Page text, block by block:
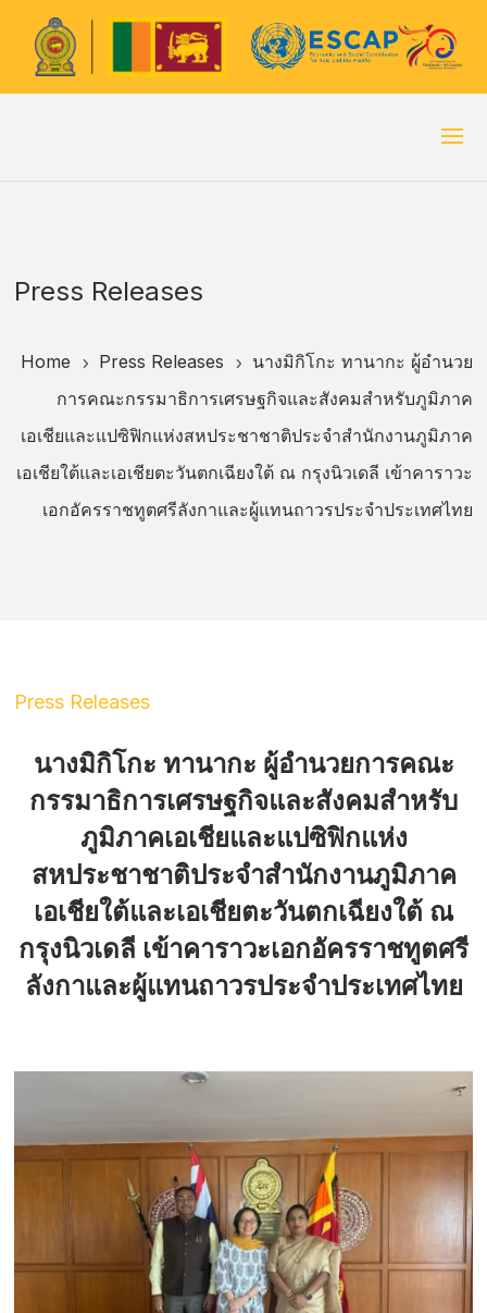
Press Releases
Home 5 Press Releases 5
นางมิกิโกะ ทานากะ ผู้อำนวย
การคณะกรรมาธิการเศรษฐกิจและสังคมสำหรับภูมิภาค
เอเชียและแปซิฟิกแห่งสหประชาชาติประจำสำนักงานภูมิภาค
เอเชียใต้และเอเชียตะวันตกเฉียงใต้ ณ กรุงนิวเดลี เข้าคาราวะ
เอกอัครราชทูตศรีลังกาและผู้แทนถาวรประจำประเทศไทย
Press Releases
นางมิกิโกะ ทานากะ ผู้อำนวยการคณะ
กรรมาธิการเศรษฐกิจและสังคมสำหรับ
ภูมิภาคเอเชียและแปซิฟิกแห่ง
สหประชาชาติประจำสำนักงานภูมิภาค
เอเชียใต้และเอเชียตะวันตกเฉียงใต้ ณ
กรุงนิวเดลี เข้าคาราวะเอกอัครราชทูตศรี
ลังกาและผู้แทนถาวรประจำประเทศไทย